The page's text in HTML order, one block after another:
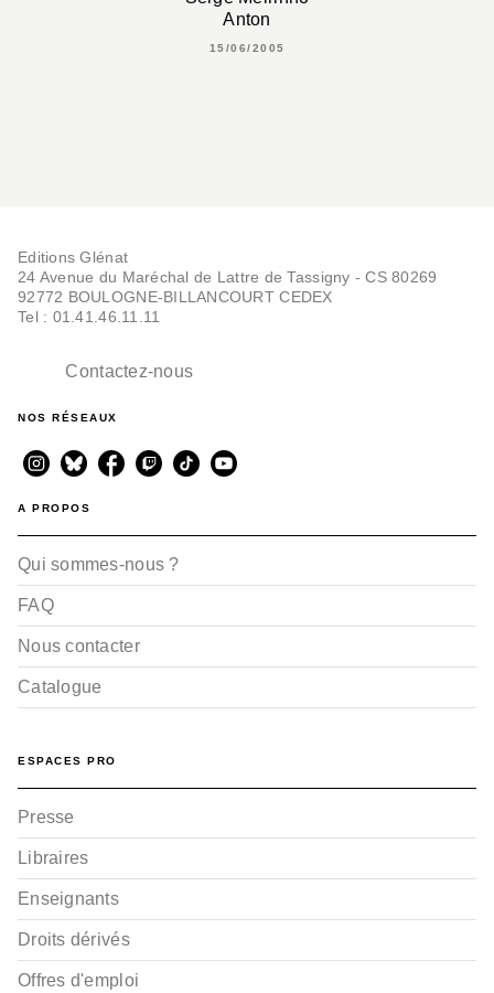
Anton
15/06/2005
Editions Glénat
24 Avenue du Maréchal de Lattre de Tassigny - CS 80269
92772 BOULOGNE-BILLANCOURT CEDEX
Tel : 01.41.46.11.11
Contactez-nous
NOS RÉSEAUX
A PROPOS
Qui sommes-nous ?
FAQ
Nous contacter
Catalogue
ESPACES PRO
Presse
Libraires
Enseignants
Droits dérivés
Offres d'emploi